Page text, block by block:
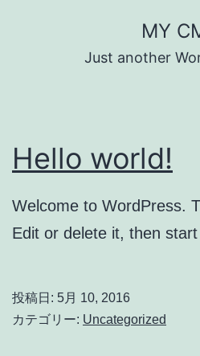
へ
ス
キ
ッ
MY
Just another
Hello world!
Welcome to WordPress.
Edit or delete it, then
投稿日: 5月 10, 2016
カテゴリー: Uncategorized